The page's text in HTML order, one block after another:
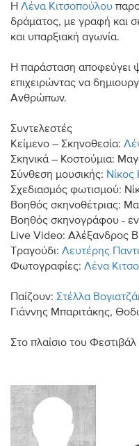
Η Λένα Κιτσοπούλου
δράματος, με γραφή και
και υπαρξιακή αγωνία.
Η παράσταση αποφεύγει
επιχειρώντας να
Ανθρώπων.
Συντελεστές
Κείμενο – Σκηνοθεσία:
Σκηνικά – Κοστούμια:
Σύνθεση μουσικής:
Σχεδιασμός φωτισμού:
Βοηθός σκηνοθέτριας:
Βοηθός σκηνογράφου -
Live Video: Αλέξανδρος
Τραγούδι: Λευτέρης
Φωτογραφίες: Λένα
Παίζουν: Στέλλα
Γιάννης Μπαριτάκης,
Στο πλαίσιο του